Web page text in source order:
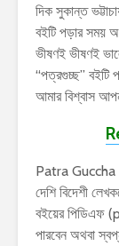
দিক সুকান্ত
বইটি পড়ার সময়
ভীষণই ভীষণই
“পত্রগুচ্ছ” বইটি
আমার বিশ্বাস
Patra Guccha |
দেশি বিদেশী
বইয়ের পিডিএফ
পারবেন অথবা